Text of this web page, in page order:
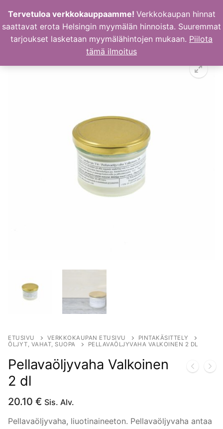
sisältöön
ETUSIVU VERKKOKAUPAN ETUSIVU
PINTAKÄSITTELY
ÖLJYT, VAHAT, SUOPA
PELLAVAÖLJYVAHA VALKOINEN 2 DL
Pellavaöljyvaha Valkoinen
2 dl
20.10 € Sis. Alv.
Pellavaöljyvaha, liuotinaineeton. Pellavaöljyvaha antaa
Tervetuloa verkkokauppaamme! Verkkokaupan hinnat
saattavat erota Helsingin myymälän hinnoista. Suuremmat
tarjoukset lasketaan myymälähintojen mukaan. Piilota
tämä ilmoitus